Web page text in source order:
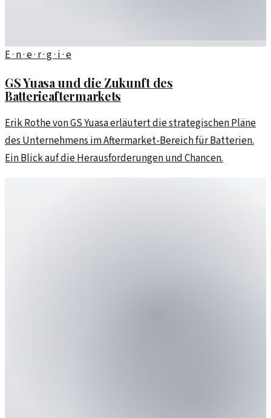
E · n · e · r · g · i · e
GS Yuasa und die Zukunft des
Batterieaftermarkets
Erik Rothe von GS Yuasa erläutert die strategischen Pläne
des Unternehmens im Aftermarket-Bereich für Batterien.
Ein Blick auf die Herausforderungen und Chancen.